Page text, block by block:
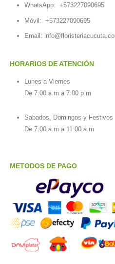
WhatsApp: +573227090695
Móvil: +573227090695
Email: info@floristeriacucuta.co
HORARIOS DE ATENCIÓN
Lunes a Viernes
De 7:00 a.m a 7:00 p.m
Sabados, Domingos y Festivos
De 7:00 a.m a 11:00 a.m
METODOS DE PAGO